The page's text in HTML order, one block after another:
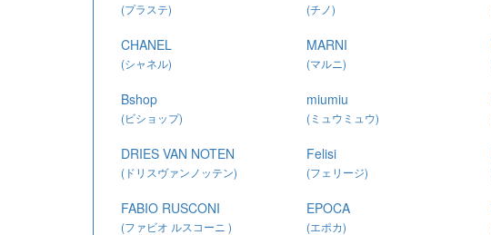
(プラステ) (チノ)
CHANEL
(シャネル)
MARNI
(マルニ)
Bshop
(ビショップ)
miumiu
(ミュウミュウ)
DRIES VAN NOTEN
(ドリスヴァンノッテン)
Felisi
(フェリージ)
FABIO RUSCONI
(ファビオ ルスコーニ )
EPOCA
(エポカ)